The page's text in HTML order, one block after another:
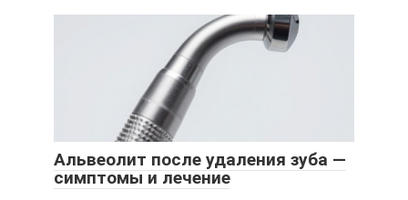
Альвеолит после удаления зуба —
симптомы и лечение